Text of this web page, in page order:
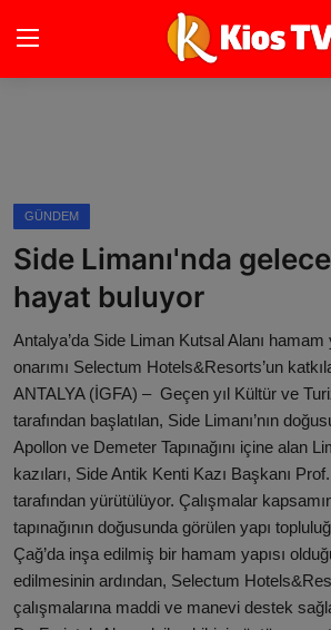
Gündem
Gemlik
Bursa
Siyaset
Spor
İletişim
Magazin
Künye
GÜNDEM
Side Limanı'nda
hayat buluyor
Antalya’da Side Liman Kutsal Alanı hamam
onarımı Selectum Hotels&Resorts’un
ANTALYA (İGFA) – Geçen yıl Kültür ve
tarafından başlatılan, Side Limanı’nın
Apollon ve Demeter Tapınağını içine alan
kazıları, Side Antik Kenti Kazı Başkanı
tarafından yürütülüyor. Çalışmalar
tapınağının doğusunda görülen yapı
Çağ’da inşa edilmiş bir hamam yapısı
edilmesinin ardından, Selectum
çalışmalarına maddi ve manevi destek